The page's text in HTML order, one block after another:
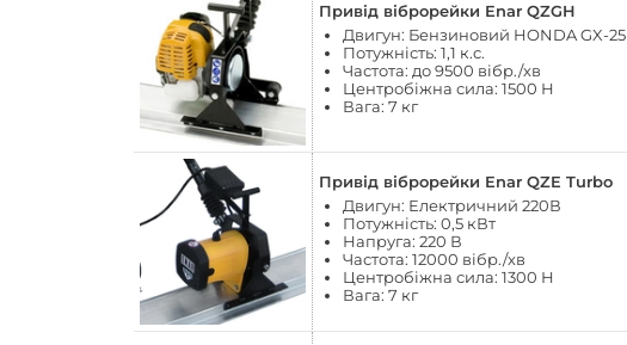
Привід віброрейки Enar QZGH
Двигун: Бензиновий HONDA GX-25
Потужність: 1,1 к.с.
Частота: до 9500 вібр./хв
Центробіжна сила: 1500 Н
Вага: 7 кг
Привід віброрейки Enar QZE Turbo
Двигун: Електричний 220В
Потужність: 0,5 кВт
Напруга: 220 В
Частота: 12000 вібр./хв
Центробіжна сила: 1300 Н
Вага: 7 кг